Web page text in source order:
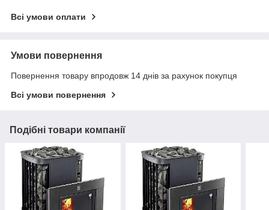
Всі умови оплати
Умови повернення
Повернення товару впродовж 14 днів за рахунок покупця
Всі умови повернення
Подібні товари компанії